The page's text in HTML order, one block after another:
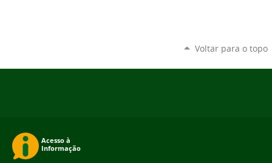
Voltar para o topo